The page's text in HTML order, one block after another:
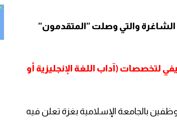
والتي وصلت "المتقدمون"
لتخصصات (آداب اللغة الإنجليزية أو
بالجامعة الإسلامية بغزة تعلن فيه